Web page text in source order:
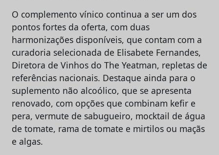
O complemento vínico continua a ser um dos
pontos fortes da oferta, com duas
harmonizações disponíveis, que contam com a
curadoria selecionada de Elisabete Fernandes,
Diretora de Vinhos do The Yeatman, repletas de
referências nacionais. Destaque ainda para o
suplemento não alcoólico, que se apresenta
renovado, com opções que combinam kefir e
pera, vermute de sabugueiro, mocktail de água
de tomate, rama de tomate e mirtilos ou maçãs
e algas.